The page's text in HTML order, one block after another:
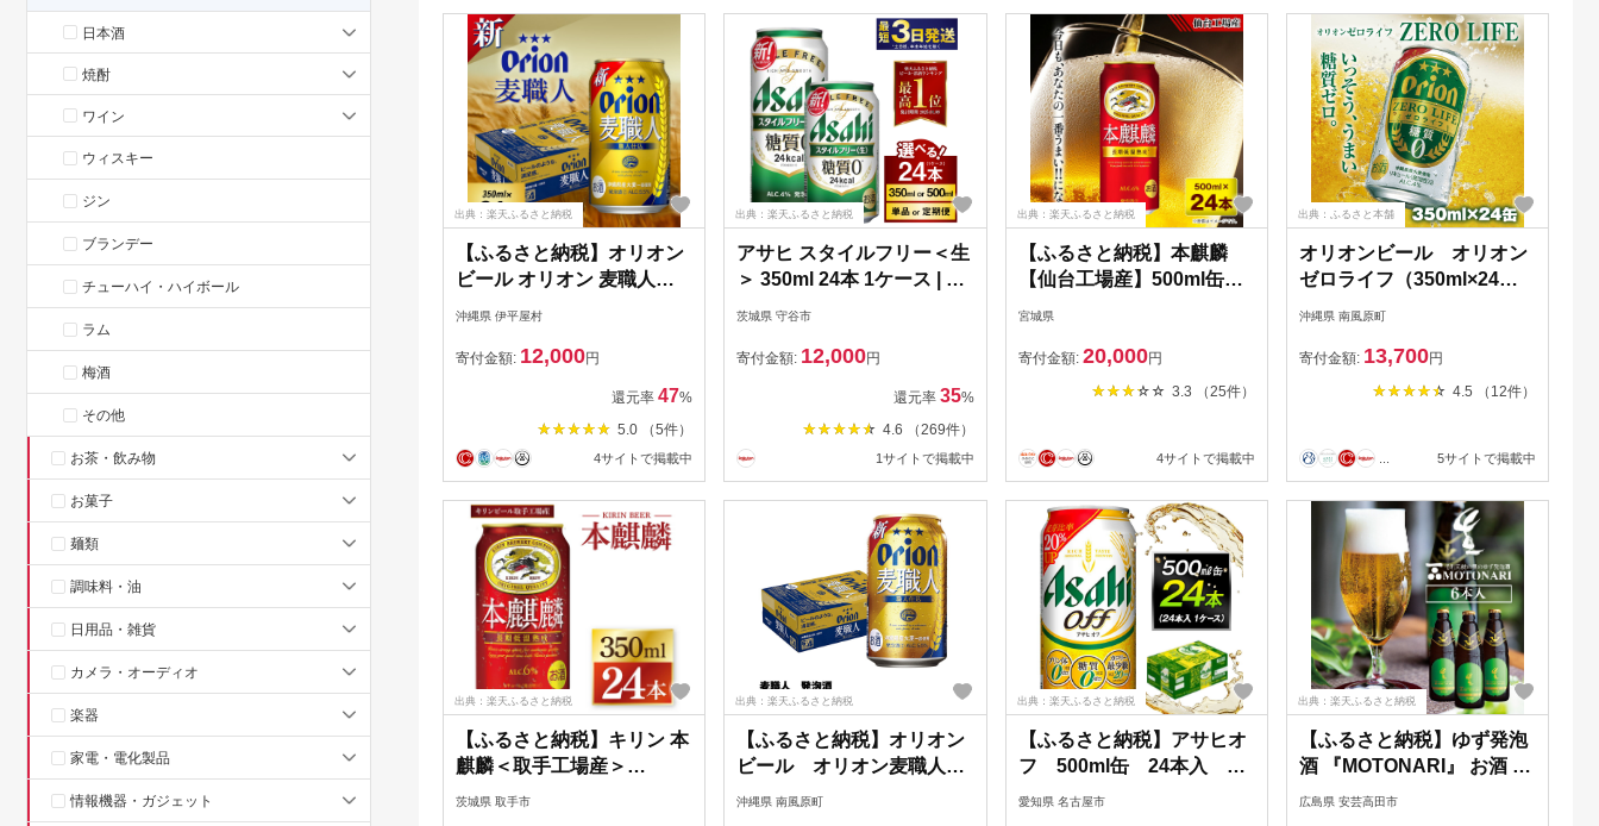
日本酒
焼酎
ワイン
ウィスキー
ジン
ブランデー
チューハイ・ハイボール
ラム
梅酒
その他
お茶・飲み物
お菓子
麺類
調味料・油
日用品・雑貨
カメラ・オーディオ
楽器
家電・電化製品
情報機器・ガジェット
出典：楽天ふるさと納税
【ふるさと納税】オリオン
ビール オリオン 麦職人
(350ml×24本)【1521194】
沖縄県 伊平屋村
寄付金額: 12,000円
還元率47%
5.0 （5件）
4サイトで掲載中
出典：楽天ふるさと納税
アサヒ スタイルフリー＜生
＞ 350ml 24本 1ケース | 最
短3日発送 ビール 発泡酒 酒
糖質 糖質制限 zero ゼロ
stylefree 24缶 1箱 缶ビー
ル 缶 ギフト 内祝い 茨城県
守谷市
茨城県 守谷市
寄付金額: 12,000円
還元率 35%
4.6 （269件）
1サイトで掲載中
出典：楽天ふるさと納税
【ふるさと納税】本麒麟
【仙台工場産】500ml缶
×24本【1412573】
宮城県
寄付金額: 20,000円
3.3 （25件）
4サイトで掲載中
出典：ふるさと本舗
オリオンビール オリオン
ゼロライフ（350ml×24
缶）
沖縄県 南風原町
寄付金額: 13,700円
4.5 （12件）
5サイトで掲載中
出典：楽天ふるさと納税
【ふるさと納税】キリン 本
麒麟＜取手工場産＞
350ml×24本|KIRIN 麒麟 発
茨城県 取手市
出典：楽天ふるさと納税
【ふるさと納税】オリオン
ビール オリオン麦職人
発泡酒（350ml×24缶）
沖縄県 南風原町
出典：楽天ふるさと納税
【ふるさと納税】アサヒオ
フ 500ml缶 24本入 1
ケース
愛知県 名古屋市
出典：楽天ふるさと納税
【ふるさと納税】ゆず発泡
酒 『MOTONARI』 お酒 地
ビール 柚子
広島県 安芸高田市